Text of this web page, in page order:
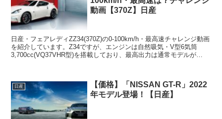
動画【370Z】日産
日産・フェアレディZZ34(370Z)の0-100km/h・最高速チャレンジ動画
を紹介しています。Z34ですが、エンジンは自然吸気・V型6気筒
3,700cc(VQ37VHR型)を搭載しており、最高出力は通常モデルが
日産
【価格】「NISSAN GT-R」2022
年モデル登場！【日産】